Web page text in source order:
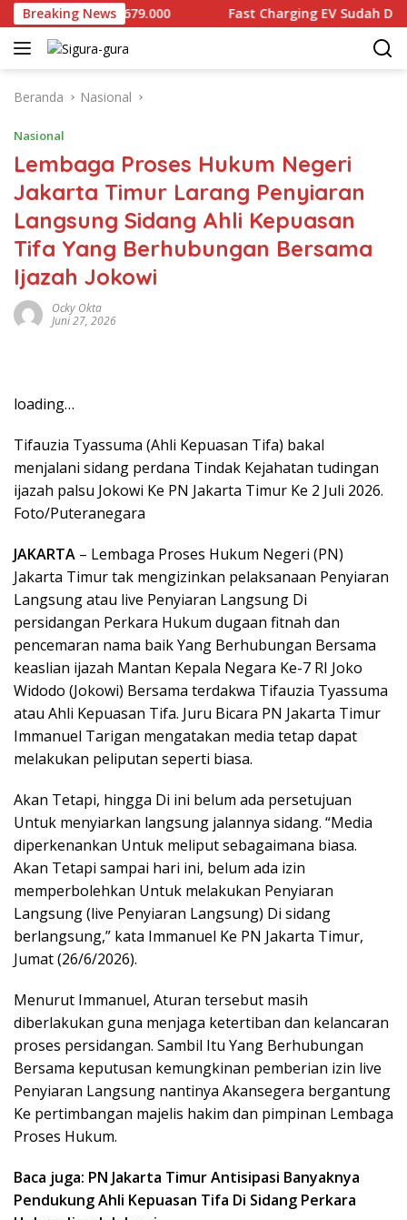
Langsung
ke
konten
Breaking News
Dijual Rp2.679.000 Fast Charging EV Sudah
Beranda Nasional
Nasional
Lembaga Proses Hukum Negeri
Jakarta Timur Larang Penyiaran
Langsung Sidang Ahli Kepuasan
Tifa Yang Berhubungan Bersama
Ijazah Jokowi
Ocky Okta
Juni 27, 2026
loading…
Tifauzia Tyassuma (Ahli Kepuasan Tifa) bakal
menjalani sidang perdana Tindak Kejahatan tudingan
ijazah palsu Jokowi Ke PN Jakarta Timur Ke 2 Juli 2026.
Foto/Puteranegara
JAKARTA – Lembaga Proses Hukum Negeri (PN)
Jakarta Timur tak mengizinkan pelaksanaan Penyiaran
Langsung atau live Penyiaran Langsung Di
persidangan Perkara Hukum dugaan fitnah dan
pencemaran nama baik Yang Berhubungan Bersama
keaslian ijazah Mantan Kepala Negara Ke-7 RI Joko
Widodo (Jokowi) Bersama terdakwa Tifauzia Tyassuma
atau Ahli Kepuasan Tifa. Juru Bicara PN Jakarta Timur
Immanuel Tarigan mengatakan media tetap dapat
melakukan peliputan seperti biasa.
Akan Tetapi, hingga Di ini belum ada persetujuan
Untuk menyiarkan langsung jalannya sidang. “Media
diperkenankan Untuk meliput sebagaimana biasa.
Akan Tetapi sampai hari ini, belum ada izin
memperbolehkan Untuk melakukan Penyiaran
Langsung (live Penyiaran Langsung) Di sidang
berlangsung,” kata Immanuel Ke PN Jakarta Timur,
Jumat (26/6/2026).
Menurut Immanuel, Aturan tersebut masih
diberlakukan guna menjaga ketertiban dan kelancaran
proses persidangan. Sambil Itu Yang Berhubungan
Bersama keputusan kemungkinan pemberian izin live
Penyiaran Langsung nantinya Akansegera bergantung
Ke pertimbangan majelis hakim dan pimpinan Lembaga
Proses Hukum.
Baca juga: PN Jakarta Timur Antisipasi Banyaknya
Pendukung Ahli Kepuasan Tifa Di Sidang Perkara